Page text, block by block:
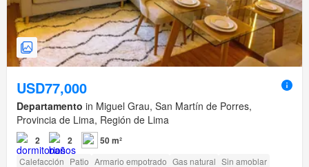
USD77,000
Departamento in Miguel Grau, San Martín de Porres,
Provincia de Lima, Región de Lima
2 2 50 m²
Calefacción Patio Armario empotrado Gas natural Sin amoblar